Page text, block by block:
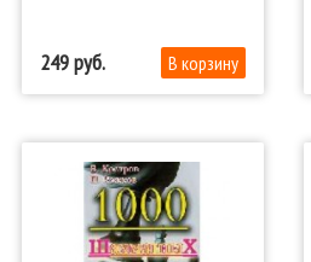
249